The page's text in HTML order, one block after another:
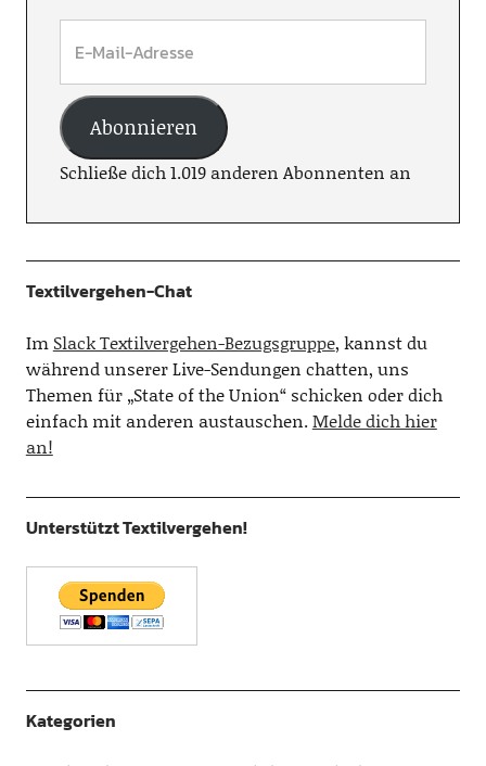
Abonnieren
Schließe dich 1.019 anderen Abonnenten an
Textilvergehen-Chat
Im Slack Textilvergehen-Bezugsgruppe, kannst du
während unserer Live-Sendungen chatten, uns
Themen für „State of the Union“ schicken oder dich
einfach mit anderen austauschen.Melde dich hier
an!
Unterstützt Textilvergehen!
Kategorien